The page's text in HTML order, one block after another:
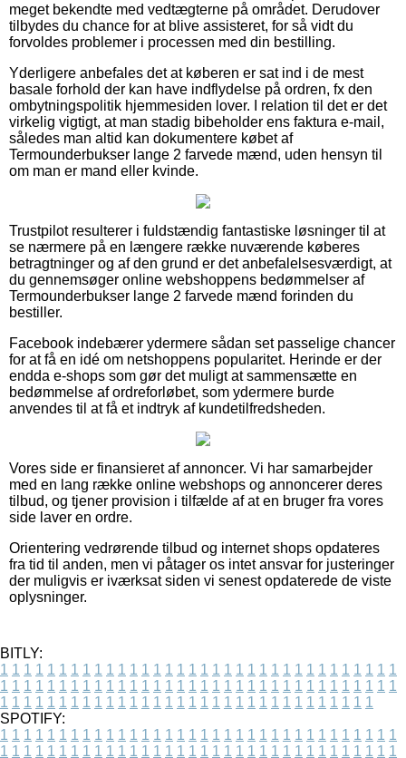
meget bekendte med vedtægterne på området. Derudover
tilbydes du chance for at blive assisteret, for så vidt du
forvoldes problemer i processen med din bestilling.
Yderligere anbefales det at køberen er sat ind i de mest
basale forhold der kan have indflydelse på ordren, fx den
ombytningspolitik hjemmesiden lover. I relation til det er det
virkelig vigtigt, at man stadig bibeholder ens faktura e-mail,
således man altid kan dokumentere købet af
Termounderbukser lange 2 farvede mænd, uden hensyn til
om man er mand eller kvinde.
Trustpilot resulterer i fuldstændig fantastiske løsninger til at
se nærmere på en længere række nuværende køberes
betragtninger og af den grund er det anbefalelsesværdigt, at
du gennemsøger online webshoppens bedømmelser af
Termounderbukser lange 2 farvede mænd forinden du
bestiller.
Facebook indebærer ydermere sådan set passelige chancer
for at få en idé om netshoppens popularitet. Herinde er der
endda e-shops som gør det muligt at sammensætte en
bedømmelse af ordreforløbet, som ydermere burde
anvendes til at få et indtryk af kundetilfredsheden.
Vores side er finansieret af annoncer. Vi har samarbejder
med en lang række online webshops og annoncerer deres
tilbud, og tjener provision i tilfælde af at en bruger fra vores
side laver en ordre.
Orientering vedrørende tilbud og internet shops opdateres
fra tid til anden, men vi påtager os intet ansvar for justeringer
der muligvis er iværksat siden vi senest opdaterede de viste
oplysninger.
BITLY:
1 1 1 1 1 1 1 1 1 1 1 1 1 1 1 1 1 1 1 1 1 1 1 1 1 1 1 1 1 1 1 1 1 1
1 1 1 1 1 1 1 1 1 1 1 1 1 1 1 1 1 1 1 1 1 1 1 1 1 1 1 1 1 1 1 1 1 1
1 1 1 1 1 1 1 1 1 1 1 1 1 1 1 1 1 1 1 1 1 1 1 1 1 1 1 1 1 1 1 1
SPOTIFY:
1 1 1 1 1 1 1 1 1 1 1 1 1 1 1 1 1 1 1 1 1 1 1 1 1 1 1 1 1 1 1 1 1 1
1 1 1 1 1 1 1 1 1 1 1 1 1 1 1 1 1 1 1 1 1 1 1 1 1 1 1 1 1 1 1 1 1 1